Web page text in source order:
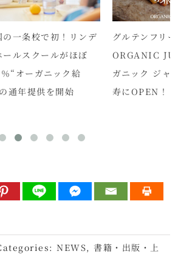
の一条校で初！リンデ
ールスクールがほぼ
“オーガニック給
通年提供を開始
グルテンフリ
ORGANIC
ガニック ジャ
寿にOPEN！
NEWS,書籍・出版・上